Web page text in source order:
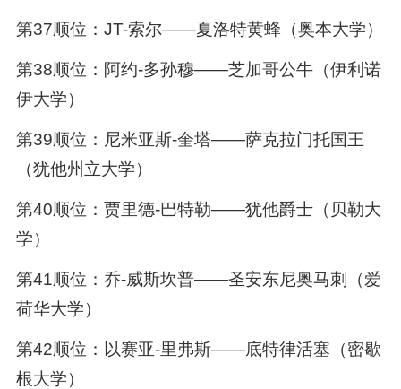
第37顺位：JT-索尔——夏洛特黄蜂（奥本大学）
第38顺位：阿约-多孙穆——芝加哥公牛（伊利诺
伊大学）
第39顺位：尼米亚斯-奎塔——萨克拉门托国王
（犹他州立大学）
第40顺位：贾里德-巴特勒——犹他爵士（贝勒大
学）
第41顺位：乔-威斯坎普——圣安东尼奥马刺（爱
荷华大学）
第42顺位：以赛亚-里弗斯——底特律活塞（密歇
根大学）